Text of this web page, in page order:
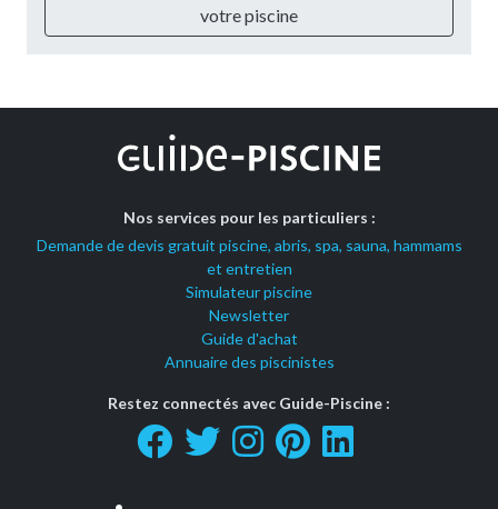
votre piscine
Nos services pour les particuliers :
Demande de devis gratuit piscine, abris, spa, sauna, hammams
et entretien
Simulateur piscine
Newsletter
Guide d'achat
Annuaire des piscinistes
Restez connectés avec Guide-Piscine :